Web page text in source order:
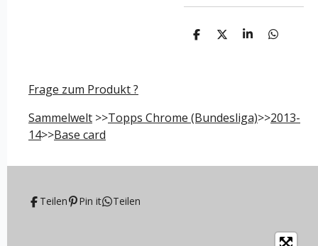
T
T
T
T
Frage zum Produkt ?
Sammelwelt >>Topps Chrome (Bundesliga)>>2013-
14>>Base card
Teilen Pin it Teilen